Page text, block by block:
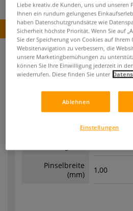
Produkt
Pinselbreite
(mm)
1,00
Liebe kreativ.de Kunden, uns und unseren
Ihnen ein rundum gelungenes
haben Datenschutzgrundsätze wie
Sicherheit höchste Priorität. Wenn Sie auf
Sie der Speicherung von Cookies auf Ihrem
Websitenavigation zu verbessern, die
unsere Marketingbemühungen zu
können Sie Ihre Einwilligung jederzeit in
wiederrufen. Diese finden Sie unter
Ablehnen
Einstellungen